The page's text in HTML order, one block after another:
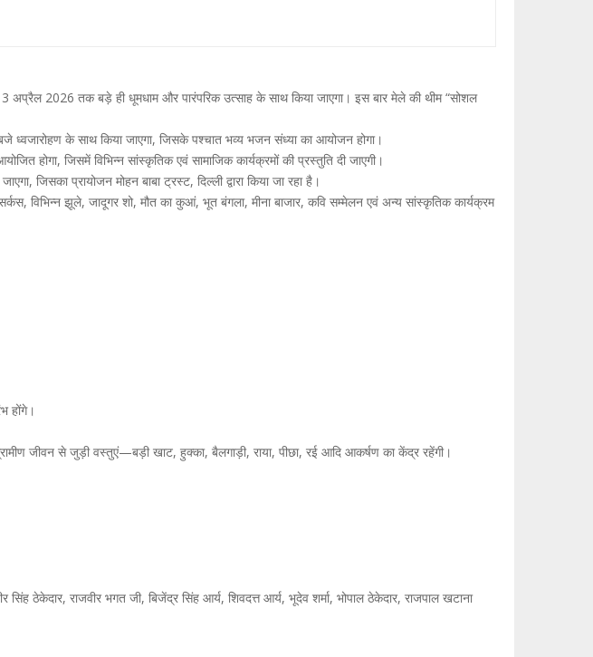
अप्रैल 2026 तक बड़े ही धूमधाम और पारंपरिक उत्साह के साथ किया जाएगा। इस बार मेले की थीम “सोशल
ध्वजारोहण के साथ किया जाएगा, जिसके पश्चात भव्य भजन संध्या का आयोजन होगा।
होगा, जिसमें विभिन्न सांस्कृतिक एवं सामाजिक कार्यक्रमों की प्रस्तुति दी जाएगी।
जिसका प्रायोजन मोहन बाबा ट्रस्ट, दिल्ली द्वारा किया जा रहा है।
विभिन्न झूले, जादूगर शो, मौत का कुआं, भूत बंगला, मीना बाजार, कवि सम्मेलन एवं अन्य सांस्कृतिक कार्यक्रम
होंगे।
जीवन से जुड़ी वस्तुएं—बड़ी खाट, हुक्का, बैलगाड़ी, राया, पीछा, रई आदि आकर्षण का केंद्र रहेंगी।
ठेकेदार, राजवीर भगत जी, बिजेंद्र सिंह आर्य, शिवदत्त आर्य, भूदेव शर्मा, भोपाल ठेकेदार, राजपाल खटाना